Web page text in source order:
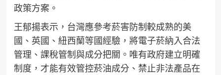
政策方案。
王郁揚表示，台灣應參考菸害防制較成熟的美
國、英國、紐西蘭等國經驗，將電子菸納入合法
管理、課稅管制與成分把關。唯有政府建立明確
制度，才能有效管控菸油成分、禁止非法產品在